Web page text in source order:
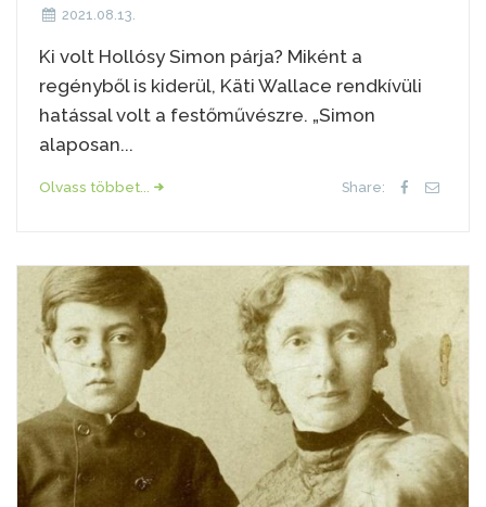
2021.08.13.
Ki volt Hollósy Simon párja? Miként a
regényből is kiderül, Käti Wallace rendkívüli
hatással volt a festőművészre. „Simon
alaposan...
Olvass többet... Share: